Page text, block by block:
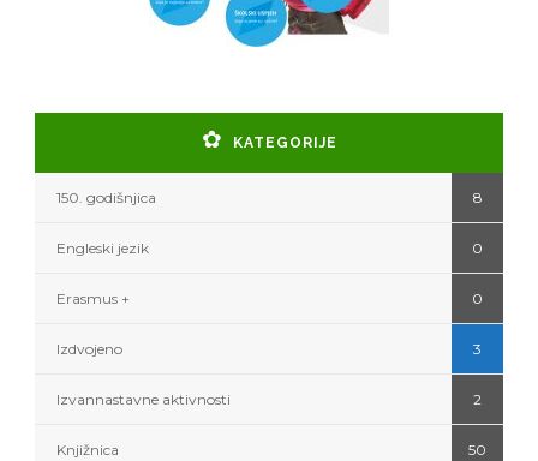
KATEGORIJE
150. godišnjica 8
Engleski jezik 0
Erasmus + 0
Izdvojeno 3
Izvannastavne aktivnosti 2
Knjižnica 50